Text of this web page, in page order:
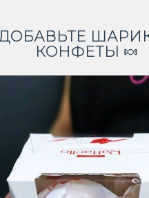
ДОБАВЬТЕ
КОНФЕТЫ 🍬